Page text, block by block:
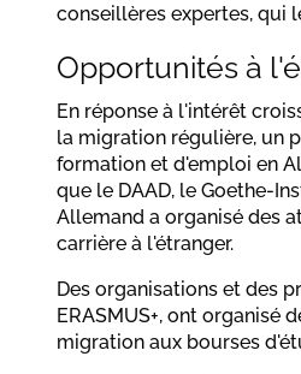
conseillères expertes, qui
Opportunités à
En réponse à l'intérêt
la migration régulière, un
formation et d'emploi en
que le DAAD, le Goethe-
Allemand a organisé des
carrière à l'étranger.
Des organisations et des
ERASMUS+, ont organisé
migration aux bourses